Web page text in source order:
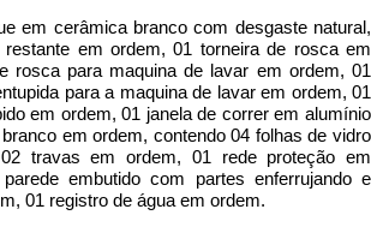
em cerâmica branco com desgaste natural,
em ordem, 01 torneira de rosca em
rosca para maquina de lavar em ordem, 01
para a maquina de lavar em ordem, 01
em ordem, 01 janela de correr em alumínio
em ordem, contendo 04 folhas de vidro
travas em ordem, 01 rede proteção em
embutido com partes enferrujando e
01 registro de água em ordem.